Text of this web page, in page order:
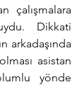
çalışmalara
Dikkati
arkadaşında
asistan
yönde